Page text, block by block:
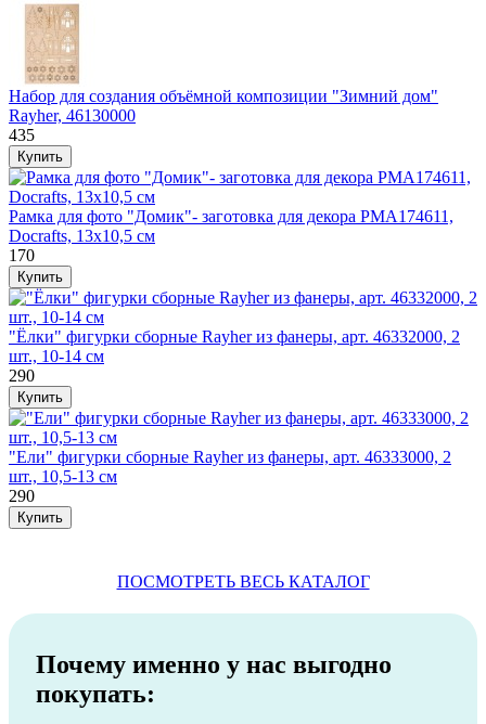
Набор для создания объёмной композиции "Зимний дом"
Rayher, 46130000
435
Рамка для фото "Домик"- заготовка для декора PMA174611,
Docrafts, 13х10,5 см
170
"Ёлки" фигурки сборные Rayher из фанеры, арт. 46332000, 2
шт., 10-14 см
290
"Ели" фигурки сборные Rayher из фанеры, арт. 46333000, 2
шт., 10,5-13 см
290
ПОСМОТРЕТЬ ВЕСЬ КАТАЛОГ
Почему именно у нас выгодно
покупать: